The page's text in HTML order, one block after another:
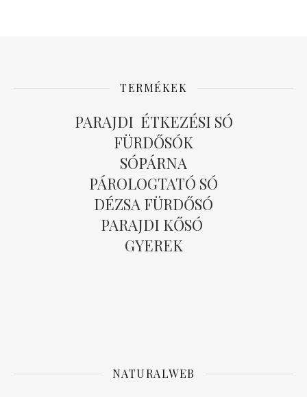
TERMÉKEK
PARAJDI ÉTKEZÉSI SÓ
FÜRDŐSÓK
SÓPÁRNA
PÁROLOGTATÓ SÓ
DÉZSA FÜRDŐSÓ
PARAJDI KŐSÓ
GYEREK
NATURALWEB